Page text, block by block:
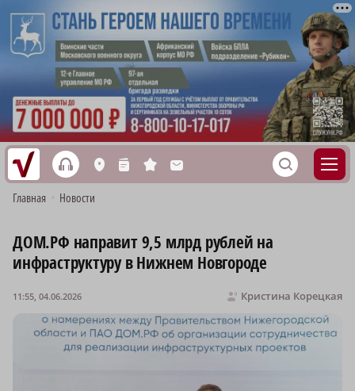
h L n s M S
Главная Новости
ДОМ.РФ направит 9,5 млрд рублей на
инфраструктуру в Нижнем Новгороде
Кристина Корецкая
11:55, 04.06.2026